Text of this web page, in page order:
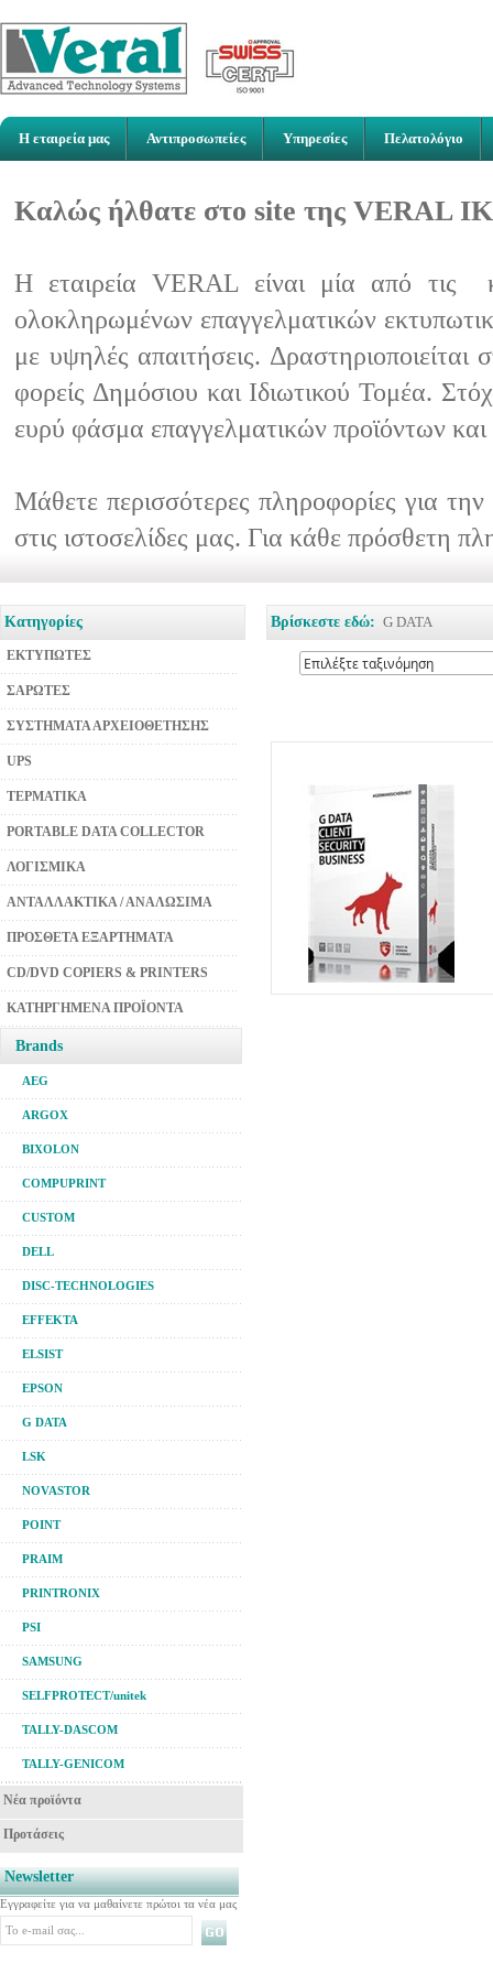
Η εταιρεία μας Αντιπροσωπείες Υπηρεσίες Πελατολόγιο
Καλώς ήλθατε στο site της VERAL
Η εταιρεία VERAL είναι μία από τις
ολοκληρωμένων επαγγελματικών
με υψηλές απαιτήσεις.
φορείς Δημόσιου και Ιδιωτικού Τομέα.
ευρύ φάσμα επαγγελματικών προϊόντων
Μάθετε περισσότερες πληροφορίες για
στις ιστοσελίδες μας. Για κάθε πρόσθετη
Κατηγορίες
ΕΚΤΥΠΩΤΕΣ
ΣΑΡΩΤΕΣ
ΣΥΣΤΗΜΑΤΑ ΑΡΧΕΙΟΘΕΤΗΣΗΣ
UPS
ΤΕΡΜΑΤΙΚΑ
PORTABLE DATA COLLECTOR
ΛΟΓΙΣΜΙΚΑ
ΑΝΤΑΛΛΑΚΤΙΚΑ / ΑΝΑΛΩΣΙΜΑ
ΠΡΟΣΘΕΤΑ ΕΞΑΡΤΗΜΑΤΑ
CD/DVD COPIERS & PRINTERS
ΚΑΤΗΡΓΗΜΕΝΑ ΠΡΟΪΟΝΤΑ
Brands
AEG
ARGOX
BIXOLON
COMPUPRINT
CUSTOM
DELL
DISC-TECHNOLOGIES
EFFEKTA
ELSIST
EPSON
G DATA
LSK
NOVASTOR
POINT
PRAIM
PRINTRONIX
PSI
SAMSUNG
SELFPROTECT/unitek
TALLY-DASCOM
TALLY-GENICOM
Νέα προϊόντα
Προτάσεις
Newsletter
Εγγραφείτε για να μαθαίνετε πρώτοι τα νέα μας
Βρίσκεστε εδώ: G DATA